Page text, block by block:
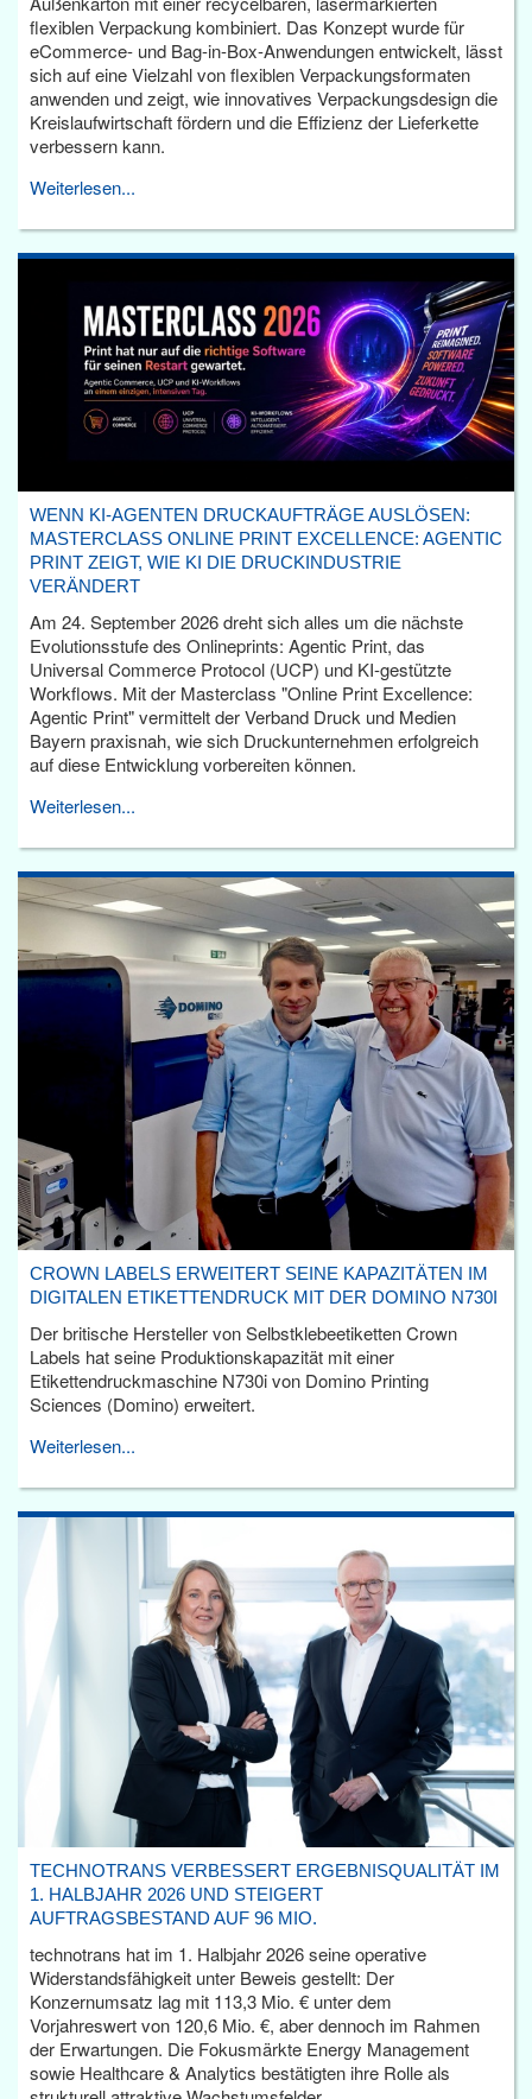
flexiblen Verpackung kombiniert. Das Konzept wurde für
eCommerce- und Bag-in-Box-Anwendungen entwickelt, lässt
sich auf eine Vielzahl von flexiblen Verpackungsformaten
anwenden und zeigt, wie innovatives Verpackungsdesign die
Kreislaufwirtschaft fördern und die Effizienz der Lieferkette
verbessern kann.
Weiterlesen...
WENN KI-AGENTEN DRUCKAUFTRÄGE AUSLÖSEN:
MASTERCLASS ONLINE PRINT EXCELLENCE: AGENTIC
PRINT ZEIGT, WIE KI DIE DRUCKINDUSTRIE
VERÄNDERT
Am 24. September 2026 dreht sich alles um die nächste
Evolutionsstufe des Onlineprints: Agentic Print, das
Universal Commerce Protocol (UCP) und KI-gestützte
Workflows. Mit der Masterclass "Online Print Excellence:
Agentic Print" vermittelt der Verband Druck und Medien
Bayern praxisnah, wie sich Druckunternehmen erfolgreich
auf diese Entwicklung vorbereiten können.
Weiterlesen...
CROWN LABELS ERWEITERT SEINE KAPAZITÄTEN IM
DIGITALEN ETIKETTENDRUCK MIT DER DOMINO N730I
Der britische Hersteller von Selbstklebeetiketten Crown
Labels hat seine Produktionskapazität mit einer
Etikettendruckmaschine N730i von Domino Printing
Sciences (Domino) erweitert.
Weiterlesen...
TECHNOTRANS VERBESSERT ERGEBNISQUALITÄT IM
1. HALBJAHR 2026 UND STEIGERT
AUFTRAGSBESTAND AUF 96 MIO.
technotrans hat im 1. Halbjahr 2026 seine operative
Widerstandsfähigkeit unter Beweis gestellt: Der
Konzernumsatz lag mit 113,3 Mio. € unter dem
Vorjahreswert von 120,6 Mio. €, aber dennoch im Rahmen
der Erwartungen. Die Fokusmärkte Energy Management
sowie Healthcare & Analytics bestätigten ihre Rolle als